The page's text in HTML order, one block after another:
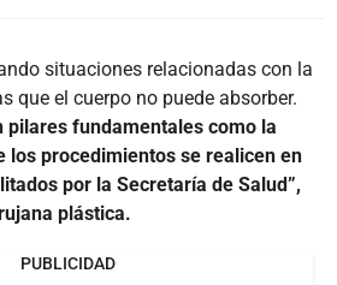
situaciones relacionadas con la
que el cuerpo no puede absorber.
pilares fundamentales como la
los procedimientos se realicen en
por la Secretaría de Salud”,
plástica.
PUBLICIDAD